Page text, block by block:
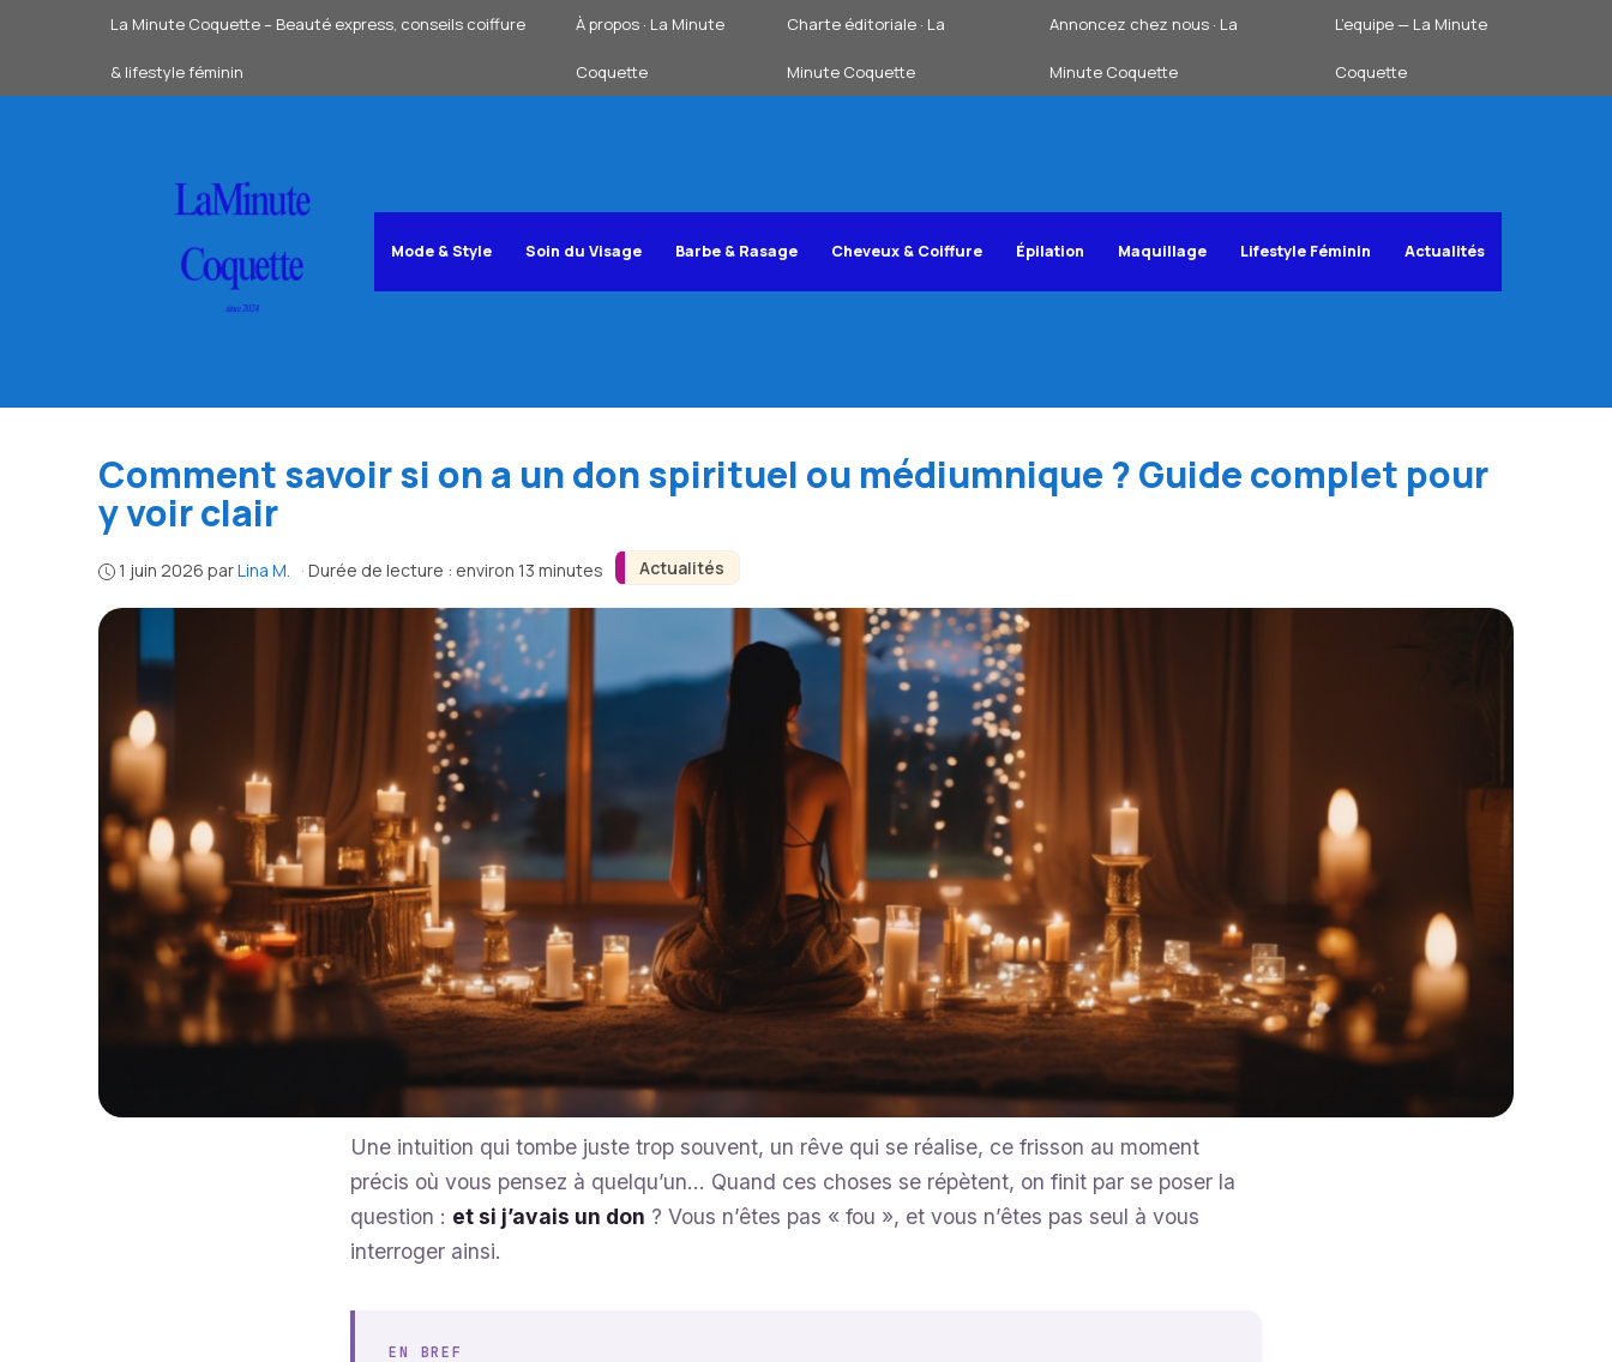
La Minute Coquette – Beauté express, conseils coiffure
& lifestyle féminin
À propos · La Minute
Coquette
Charte éditoriale · La
Minute Coquette
Annoncez chez nous · La
Minute Coquette
L’equipe — La Minute
Coquette
Mode & Style Soin du Visage Barbe & Rasage Cheveux & Coiffure Épilation Maquillage Lifestyle Féminin Actualités
Actualités
Comment savoir si on a un don spirituel ou médiumnique ? Guide complet pour
y voir clair
1 juin 2026 parLina M. · Durée de lecture : environ 13 minutes
Une intuition qui tombe juste trop souvent, un rêve qui se réalise, ce frisson au moment
précis où vous pensez à quelqu’un… Quand ces choses se répètent, on finit par se poser la
question : et si j’avais un don ? Vous n’êtes pas « fou », et vous n’êtes pas seul à vous
interroger ainsi.
EN BREF